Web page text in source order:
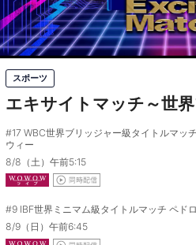
スポーツ
エキサイトマッチ～世
#17 WBC世界ブリッジャー級タイトルマッ
ウィー
8/8（土）午前5:15
#9 IBF世界ミニマム級タイトルマッチ ペド
8/9（日）午前6:45